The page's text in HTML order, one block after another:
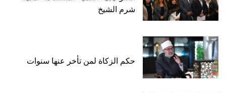
شرم الشيخ
حكم الزكاة لمن تأخر عنها سنوات